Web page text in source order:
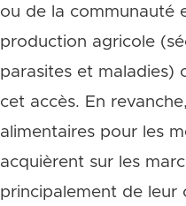
ou de la communauté
production agricole
parasites et maladies)
cet accès. En
alimentaires pour les
acquièrent sur les
principalement de leur